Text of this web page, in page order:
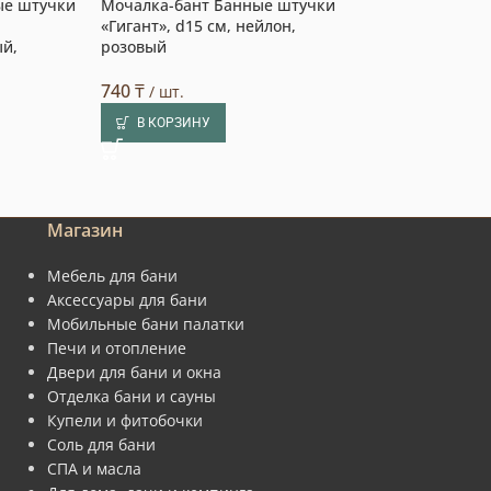
штучки
Мочалка-бант Банные штучки
«Гигант», d15 см, нейлон,
розовый
740₸/ шт.
В КОРЗИНУ
Магазин
Мебель для бани
Аксессуары для бани
Мобильные бани палатки
Печи и отопление
Двери для бани и окна
Отделка бани и сауны
Купели и фитобочки
Соль для бани
СПА и масла